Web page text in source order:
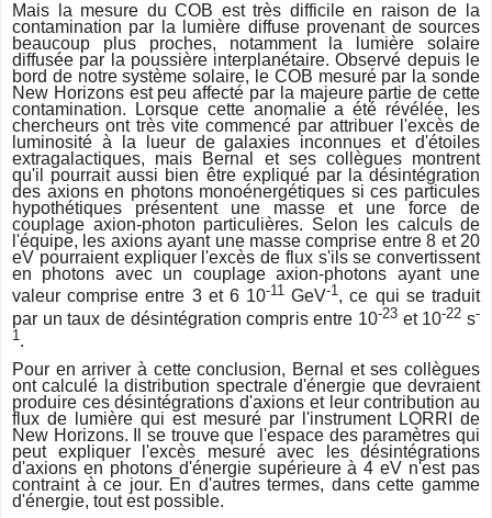
Mais la mesure du COB est très difficile en raison de la
contamination par la lumière diffuse provenant de sources
beaucoup plus proches, notamment la lumière solaire
diffusée par la poussière interplanétaire. Observé depuis le
bord de notre système solaire, le COB mesuré par la sonde
New Horizons est peu affecté par la majeure partie de cette
contamination. Lorsque cette anomalie a été révélée, les
chercheurs ont très vite commencé par attribuer l'excès de
luminosité à la lueur de galaxies inconnues et d'étoiles
extragalactiques, mais Bernal et ses collègues montrent
qu'il pourrait aussi bien être expliqué par la désintégration
des axions en photons monoénergétiques si ces particules
hypothétiques présentent une masse et une force de
couplage axion-photon particulières. Selon les calculs de
l'équipe, les axions ayant une masse comprise entre 8 et 20
eV pourraient expliquer l'excès de flux s'ils se convertissent
en photons avec un couplage axion-photons ayant une
valeur comprise entre 3 et 6 10-11 GeV-1, ce qui se traduit
par un taux de désintégration compris entre 10-23et 10-22 s-
1 .
Pour en arriver à cette conclusion, Bernal et ses collègues
ont calculé la distribution spectrale d'énergie que devraient
produire ces désintégrations d'axions et leur contribution au
flux de lumière qui est mesuré par l'instrument LORRI de
New Horizons. Il se trouve que l'espace des paramètres qui
peut expliquer l'excès mesuré avec les désintégrations
d'axions en photons d'énergie supérieure à 4 eV n'est pas
contraint à ce jour. En d'autres termes, dans cette gamme
d'énergie, tout est possible.